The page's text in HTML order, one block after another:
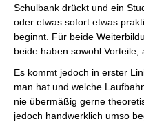
Schulbank drückt und ein
oder etwas sofort etwas
beginnt. Für beide
beide haben sowohl Vorteile,
Es kommt jedoch in erster
man hat und welche
nie übermäßig gerne
jedoch handwerklich umso